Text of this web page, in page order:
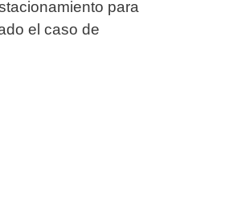
para
el caso de